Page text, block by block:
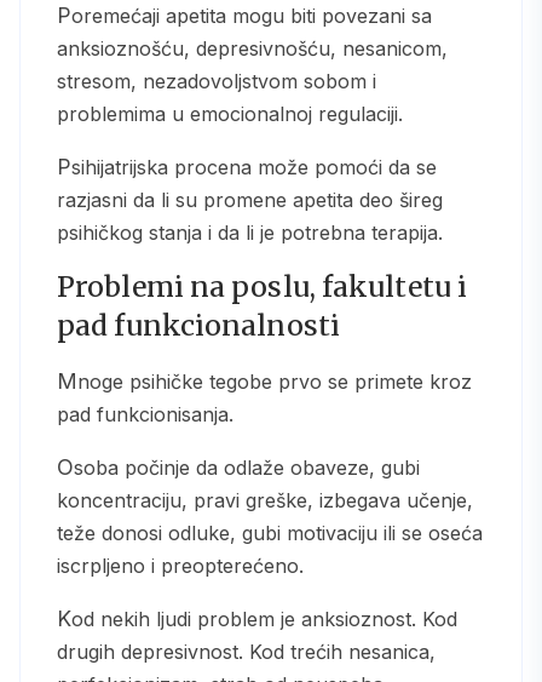
Poremećaji apetita mogu biti povezani sa
anksioznošću, depresivnošću, nesanicom,
stresom, nezadovoljstvom sobom i
problemima u emocionalnoj regulaciji.
Psihijatrijska procena može pomoći da se
razjasni da li su promene apetita deo šireg
psihičkog stanja i da li je potrebna terapija.
Problemi na poslu, fakultetu i
pad funkcionalnosti
Mnoge psihičke tegobe prvo se primete kroz
pad funkcionisanja.
Osoba počinje da odlaže obaveze, gubi
koncentraciju, pravi greške, izbegava učenje,
teže donosi odluke, gubi motivaciju ili se oseća
iscrpljeno i preopterećeno.
Kod nekih ljudi problem je anksioznost. Kod
drugih depresivnost. Kod trećih nesanica,